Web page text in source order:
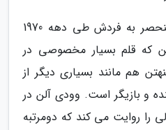
وودی آلن و کمدی های منحصر به فردش طی دهه 1970
که قلم بسیار مخصوصی در
هم مانند بسیاری دیگر از
و بازیگر است. وودی آلن در
را روایت می کند که دومرتبه